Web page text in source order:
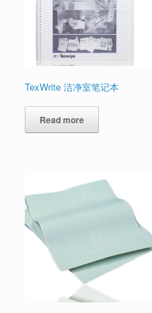
TexWrite 洁净室笔记本
Read more